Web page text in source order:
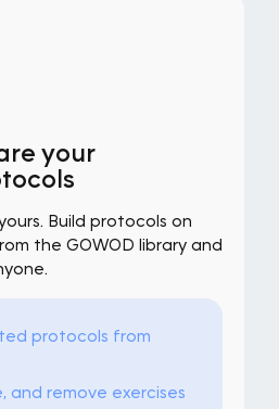
your
Build protocols on
the GOWOD library and
protocols from
and remove exercises